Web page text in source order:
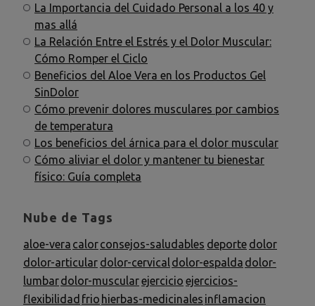
La Importancia del Cuidado Personal a los 40 y
mas allá
La Relación Entre el Estrés y el Dolor Muscular:
Cómo Romper el Ciclo
Beneficios del Aloe Vera en los Productos Gel
SinDolor
Cómo prevenir dolores musculares por cambios
de temperatura
Los beneficios del árnica para el dolor muscular
Cómo aliviar el dolor y mantener tu bienestar
físico: Guía completa
Nube de Tags
aloe-vera calorconsejos-saludables deporte dolor
dolor-articular dolor-cervicaldolor-espalda dolor-
lumbardolor-muscularejercicio ejercicios-
flexibilidad frio hierbas-medicinales inflamacion